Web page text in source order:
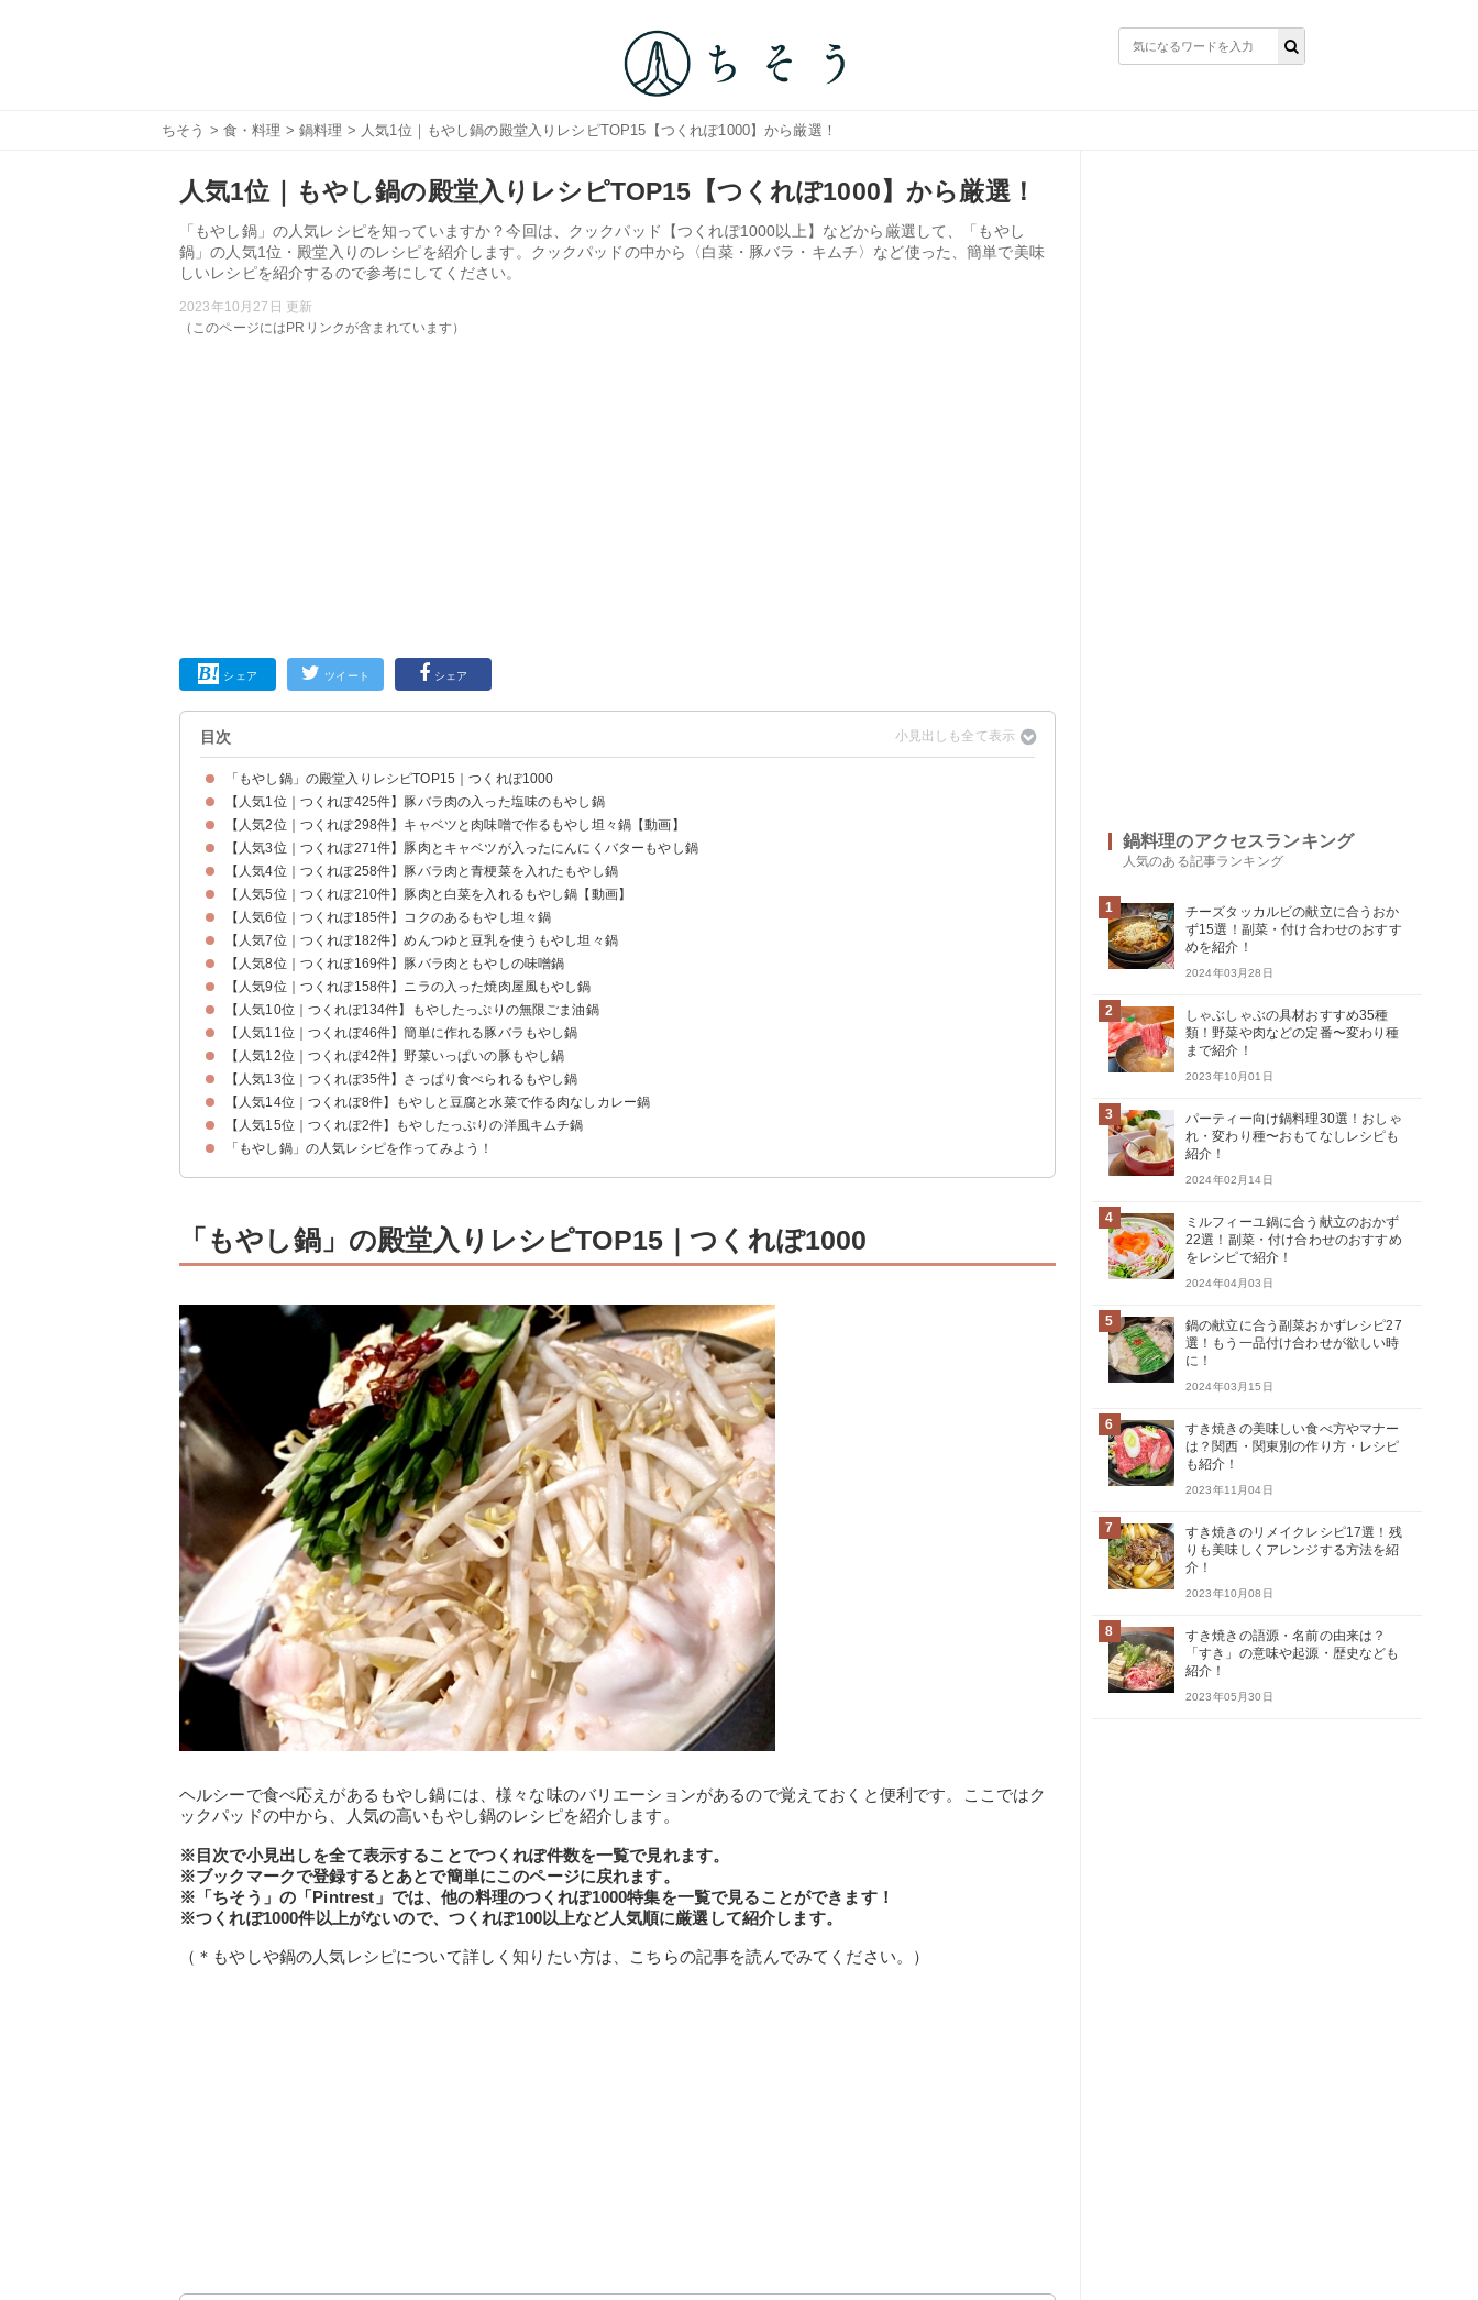
ちそう > 食・料理 >鍋料理 > 人気1位｜もやし鍋の殿堂入りレシピTOP15【つくれぽ1000】から厳選！
人気1位｜もやし鍋の殿堂入りレシピTOP15【つくれぽ1000】から厳選！
「もやし鍋」の人気レシピを知っていますか？今回は、クックパッド【つくれぽ1000以上】などから厳選して、「もやし
鍋」の人気1位・殿堂入りのレシピを紹介します。クックパッドの中から〈白菜・豚バラ・キムチ〉など使った、簡単で美味
しいレシピを紹介するので参考にしてください。
2023年10月27日 更新
（このページにはPRリンクが含まれています）
シェア ツイート シェア
目次
「もやし鍋」の殿堂入りレシピTOP15｜つくれぽ1000
【人気1位｜つくれぽ425件】豚バラ肉の入った塩味のもやし鍋
【人気2位｜つくれぽ298件】キャベツと肉味噌で作るもやし坦々鍋【動画】
【人気3位｜つくれぽ271件】豚肉とキャベツが入ったにんにくバターもやし鍋
【人気4位｜つくれぽ258件】豚バラ肉と青梗菜を入れたもやし鍋
【人気5位｜つくれぽ210件】豚肉と白菜を入れるもやし鍋【動画】
【人気6位｜つくれぽ185件】コクのあるもやし坦々鍋
【人気7位｜つくれぽ182件】めんつゆと豆乳を使うもやし坦々鍋
【人気8位｜つくれぽ169件】豚バラ肉ともやしの味噌鍋
【人気9位｜つくれぽ158件】ニラの入った焼肉屋風もやし鍋
【人気10位｜つくれぽ134件】もやしたっぷりの無限ごま油鍋
【人気11位｜つくれぽ46件】簡単に作れる豚バラもやし鍋
【人気12位｜つくれぽ42件】野菜いっぱいの豚もやし鍋
【人気13位｜つくれぽ35件】さっぱり食べられるもやし鍋
【人気14位｜つくれぽ8件】もやしと豆腐と水菜で作る肉なしカレー鍋
【人気15位｜つくれぽ2件】もやしたっぷりの洋風キムチ鍋
「もやし鍋」の人気レシピを作ってみよう！
「もやし鍋」の殿堂入りレシピTOP15｜つくれぽ1000
ヘルシーで食べ応えがあるもやし鍋には、様々な味のバリエーションがあるので覚えておくと便利です。ここではク
ックパッドの中から、人気の高いもやし鍋のレシピを紹介します。
※目次で小見出しを全て表示することでつくれぽ件数を一覧で見れます。
※ブックマークで登録するとあとで簡単にこのページに戻れます。
※「ちそう」の「Pintrest」では、他の料理のつくれぽ1000特集を一覧で見ることができます！
※つくれぽ1000件以上がないので、つくれぽ100以上など人気順に厳選して紹介します。
（＊もやしや鍋の人気レシピについて詳しく知りたい方は、こちらの記事を読んでみてください。）
鍋料理のアクセスランキング
人気のある記事ランキング
1
チーズタッカルビの献立に合うおか
ず15選！副菜・付け合わせのおすす
めを紹介！
2024年03月28日
2
しゃぶしゃぶの具材おすすめ35種
類！野菜や肉などの定番〜変わり種
まで紹介！
2023年10月01日
3
パーティー向け鍋料理30選！おしゃ
れ・変わり種〜おもてなしレシピも
紹介！
2024年02月14日
4
ミルフィーユ鍋に合う献立のおかず
22選！副菜・付け合わせのおすすめ
をレシピで紹介！
2024年04月03日
5
鍋の献立に合う副菜おかずレシピ27
選！もう一品付け合わせが欲しい時
に！
2024年03月15日
6
すき焼きの美味しい食べ方やマナー
は？関西・関東別の作り方・レシピ
も紹介！
2023年11月04日
7
すき焼きのリメイクレシピ17選！残
りも美味しくアレンジする方法を紹
介！
2023年10月08日
8
すき焼きの語源・名前の由来は？
「すき」の意味や起源・歴史なども
紹介！
2023年05月30日